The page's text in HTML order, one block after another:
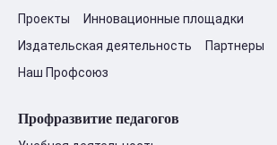
Проекты
Инновационные площадки
Издательская деятельность
Партнеры
Наш Профсоюз
Профразвитие педагогов